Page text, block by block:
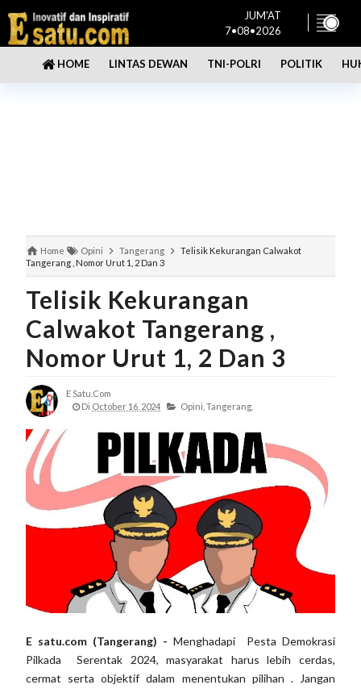
JUM'AT
7•08•2026
HOME LINTAS DEWAN TNI-POLRI POLITIK
Home Opini Tangerang
Telisik Kekurangan Calwakot
Tangerang , Nomor Urut 1, 2 Dan 3
Telisik Kekurangan
Calwakot Tangerang ,
Nomor Urut 1, 2 Dan 3
E Satu.com
Di October 16, 2024 Opini, Tangerang,
E satu.com (Tangerang) - Menghadapi Pesta Demokrasi
Pilkada Serentak 2024, masyarakat harus lebih cerdas,
cermat serta objektif dalam menentukan pilihan . Jangan